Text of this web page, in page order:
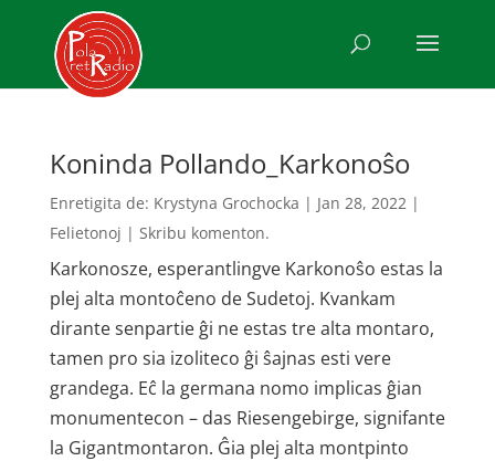
Koninda Pollando_Karkonoŝo
Enretigita de: Krystyna Grochocka | Jan 28, 2022|
Felietonoj | Skribu komenton.
Karkonosze, esperantlingve Karkonoŝo estas la
plej alta montoĉeno de Sudetoj. Kvankam
dirante senpartie ĝi ne estas tre alta montaro,
tamen pro sia izoliteco ĝi ŝajnas esti vere
grandega. Eĉ la germana nomo implicas ĝian
monumentecon – das Riesengebirge, signifante
la Gigantmontaron. Ĝia plej alta montpinto